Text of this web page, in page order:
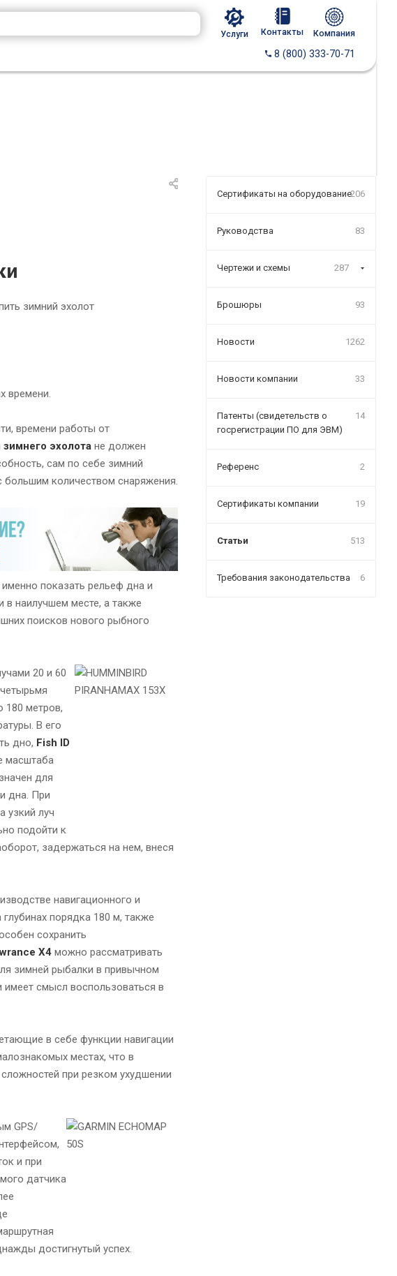
Услуги Контакты Компания
8 (800) 333-70-71
времени.
времени работы от
зимнего эхолота не должен
сам по себе зимний
большим количеством снаряжения.
показать рельеф дна и
в наилучшем месте, а также
поисков нового рыбного
20 и 60
180 метров,
В его
дно, Fish ID
масштаба
для
дна. При
узкий луч
подойти к
задержаться на нем, внеся
навигационного и
порядка 180 м, также
сохранить
X4 можно рассматривать
зимней рыбалки в привычном
имеет смысл воспользоваться в
в себе функции навигации
местах, что в
при резком ухудшении
GPS/
и при
датчика
достигнутый успех.
Сертификаты на оборудование206
Руководства 83
Чертежи и схемы 287
Брошюры 93
Новости 1262
Новости компании 33
Патенты (свидетельств о
госрегистрации ПО для ЭВМ)
14
Референс 2
Сертификаты компании 19
Статьи 513
Требования законодательства 6